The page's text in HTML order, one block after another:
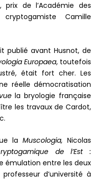
prix de l’Académie des
Camille
publié avant Husnot, de
Europaea, toutefois
était fort cher. Les
réelle démocratisation
la bryologie française
les travaux de Cardot,
laMuscologia, Nicolas
de l’Est :
émulation entre les deux
d’université à